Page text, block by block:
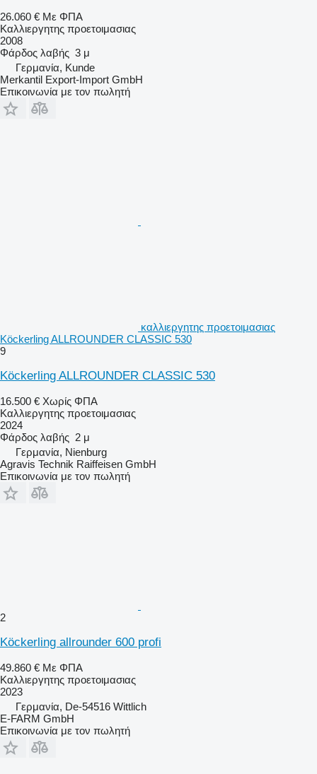
26.060 € Με ΦΠΑ
Καλλιεργητης προετοιμασιας
2008
Φάρδος λαβής 3 μ
Γερμανία, Kunde
Merkantil Export-Import GmbH
Επικοινωνία με τον πωλητή
καλλιεργητης προετοιμασιας
Köckerling ALLROUNDER CLASSIC 530
9
Köckerling ALLROUNDER CLASSIC 530
16.500 € Χωρίς ΦΠΑ
Καλλιεργητης προετοιμασιας
2024
Φάρδος λαβής 2 μ
Γερμανία, Nienburg
Agravis Technik Raiffeisen GmbH
Επικοινωνία με τον πωλητή
2
Köckerling allrounder 600 profi
49.860 € Με ΦΠΑ
Καλλιεργητης προετοιμασιας
2023
Γερμανία, De-54516 Wittlich
E-FARM GmbH
Επικοινωνία με τον πωλητή